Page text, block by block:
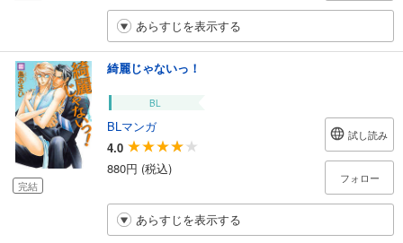
あらすじを表示する
完結
綺麗じゃないっ！
BL
BLマンガ
4.0
880円 (税込)
試し読み
フォロー
あらすじを表示する